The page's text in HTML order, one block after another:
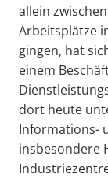
allein
Arbeitsplätze
gingen, hat
einem
dort heute
Informations-
insbesondere